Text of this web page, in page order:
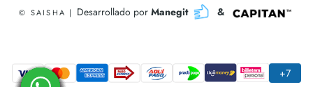
© SAISHA | Desarrollado por Manegit &